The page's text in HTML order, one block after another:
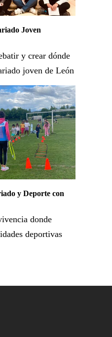
Joven
y crear dónde
joven de León
y Deporte con
donde
deportivas